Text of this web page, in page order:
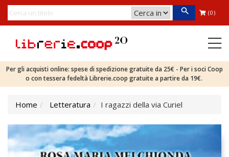
(0)
Per gli acquisti online: spese di spedizione gratuite da 25€ - Per i soci Coop
o con tessera fedeltà Librerie.coop gratuite a partire da 19€.
Home Letteratura I ragazzi della via Curiel